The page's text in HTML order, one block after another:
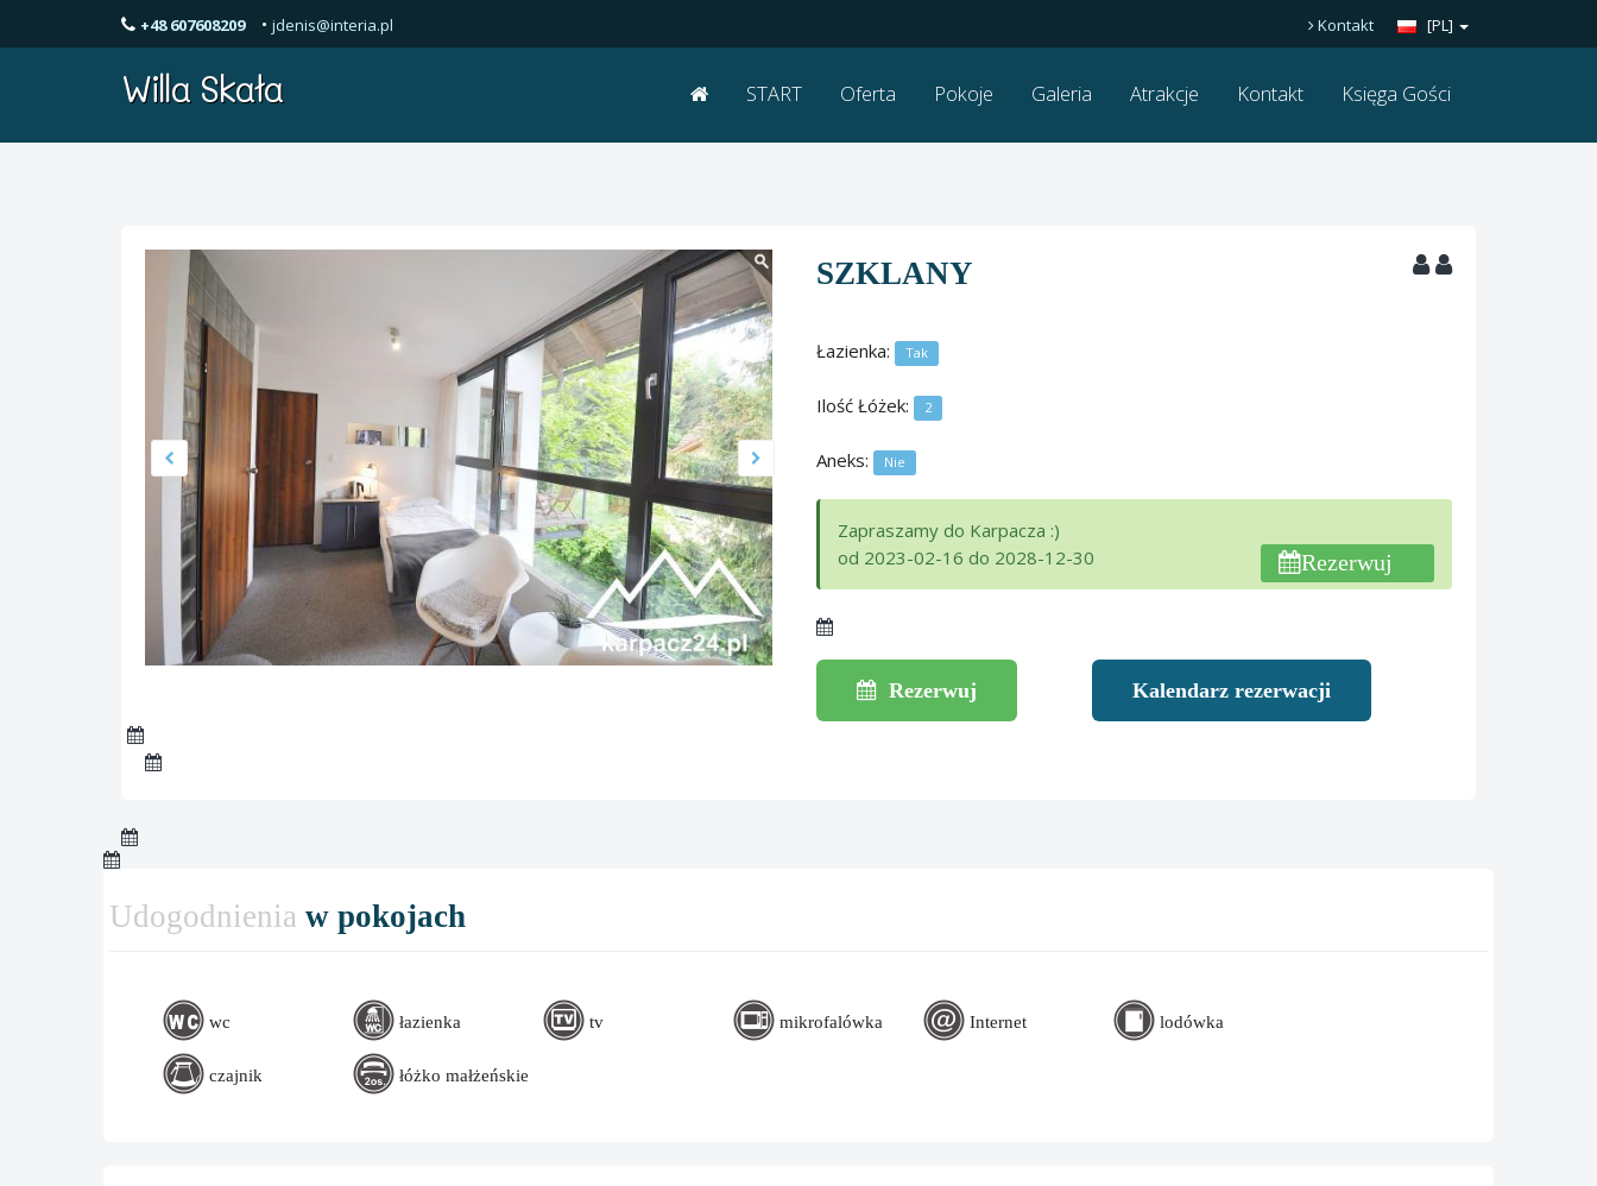
+48 607608209 • jdenis@interia.pl [PL]
Kontakt
Willa Skała START Oferta Pokoje Galeria Atrakcje Kontakt Księga Gości
SZKLANY
Łazienka: Tak
Ilość Łóżek: 2
Aneks: Nie
Zapraszamy do Karpacza :)
od 2023-02-16 do 2028-12-30
Rezerwuj
Rezerwuj Kalendarz rezerwacji
Udogodnienia w pokojach
wc łazienka tv mikrofalówka Internet lodówka
czajnik łóżko małżeńskie